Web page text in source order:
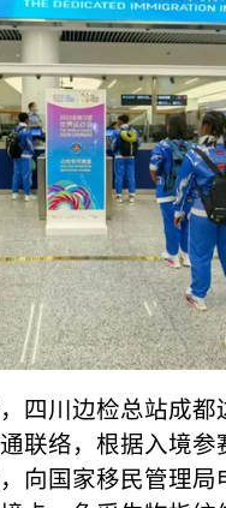
四川边检总站成
联络，根据入境
向国家移民管理